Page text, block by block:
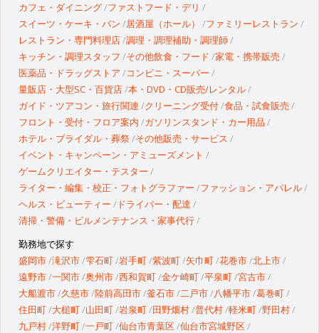
カフェ・ダイニング ファストフード・デリ
スイーツ・ケーキ・パン 居酒屋（ホール）
ファミリーレストラン
レストラン・専門料理店 調理・調理補助・調理師
キッチン・調理スタッフ その他飲食・フード 家電・携帯販売
医薬品・ドラッグストア
コンビニ・スーパー
量販店・大型SC・百貨店 本・DVD・CD販売/レンタル
ガイド・ツアコン・旅行関連 クリーニング受付 食品・試食販売
フロント・受付・フロア案内 ガソリンスタンド・カー用品
ホテル・ブライダル・葬祭 その他販売・サービス
イベント・キャンペーン・アミューズメント
ゲームクリエイター・テスター
ライター・編集・校正・フォトグラファー ファッション・アパレル
ヘルス・ビューティー
ドライバー・配達
清掃・警備・ビルメンテナンス・家事代行
勤務地で探す
盛岡市 滝沢市 雫石町 岩手町 紫波町 矢巾町 花巻市 北上市
遠野市 一関市 奥州市 西和賀町 金ケ崎町 平泉町 宮古市
大船渡市 久慈市 陸前高田市 釜石市 二戸市 八幡平市 葛巻町
住田町 大槌町 山田町 岩泉町 田野畑村 普代村 軽米町 野田村
九戸村 洋野町 一戸町 仙台市青葉区 仙台市宮城野区